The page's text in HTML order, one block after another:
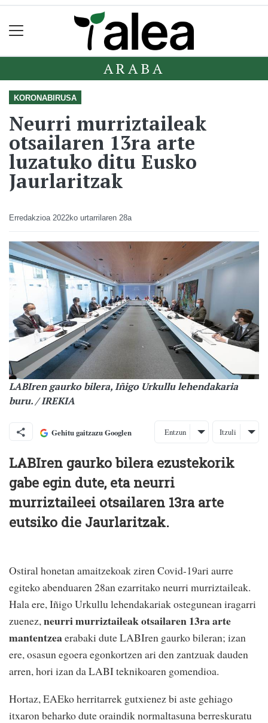
ARABA
KORONABIRUSA
Neurri murriztaileak
otsailaren 13ra arte
luzatuko ditu Eusko
Jaurlaritzak
Erredakzioa 2022ko urtarrilaren 28a
LABIren gaurko bilera, Iñigo Urkullu lehendakaria
buru. / IREKIA
Gehitu gaitzazu Googlen Entzun Itzuli
LABIren gaurko bilera ezustekorik
gabe egin dute, eta neurri
murriztaileei otsailaren 13ra arte
eutsiko die Jaurlaritzak.
Ostiral honetan amaitzekoak ziren Covid-19ari aurre
egiteko abenduaren 28an ezarritako neurri murriztaileak.
Hala ere, Iñigo Urkullu lehendakariak ostegunean iragarri
zuenez,neurri murriztaileak otsailaren 13ra arte
mantentzeaerabaki dute LABIren gaurko bileran; izan
ere, osasun egoera egonkortzen ari den zantzuak dauden
arren, hori izan da LABI teknikoaren gomendioa.
Hortaz, EAEko herritarrek gutxienez bi aste gehiago
itxaron beharko dute oraindik normaltasuna berreskuratu